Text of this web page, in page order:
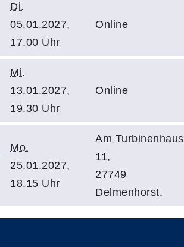
Di.
05.01.2027,
17.00 Uhr
Online
Mi.
13.01.2027,
19.30 Uhr
Online
Mo.
25.01.2027,
18.15 Uhr
Am Turbinenhaus
11,
27749
Delmenhorst,